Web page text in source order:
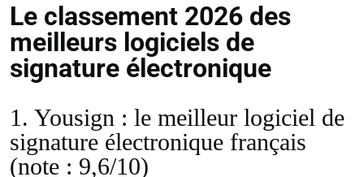
Le classement 2026 des
meilleurs logiciels de
signature électronique
1. Yousign : le meilleur logiciel de
signature électronique français
(note : 9,6/10)